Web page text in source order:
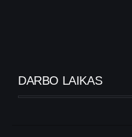
DARBO LAIKAS